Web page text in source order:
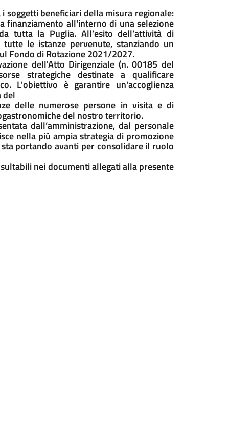
soggetti beneficiari della misura regionale:
finanziamento all'interno di una selezione
tutta la Puglia. All’esito dell’attività di
le istanze pervenute, stanziando un
Fondo di Rotazione 2021/2027.
dell'Atto Dirigenziale (n. 00185 del
strategiche destinate a qualificare
L'obiettivo è garantire un'accoglienza
del
delle numerose persone in visita e di
del nostro territorio.
dall’amministrazione, dal personale
nella più ampia strategia di promozione
portando avanti per consolidare il ruolo
nei documenti allegati alla presente